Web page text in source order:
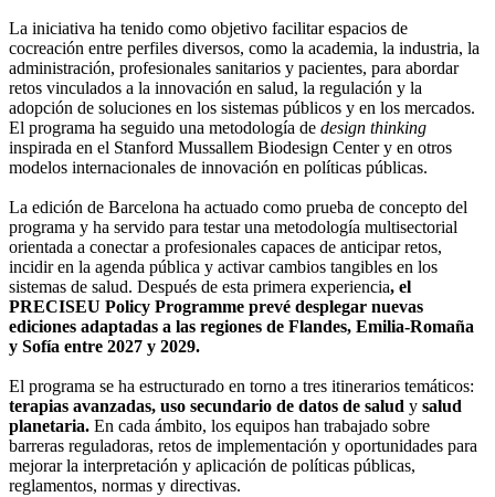
La iniciativa ha tenido como objetivo facilitar espacios de
cocreación entre perfiles diversos, como la academia, la industria, la
administración, profesionales sanitarios y pacientes, para abordar
retos vinculados a la innovación en salud, la regulación y la
adopción de soluciones en los sistemas públicos y en los mercados.
El programa ha seguido una metodología de design thinking
inspirada en el Stanford Mussallem Biodesign Center y en otros
modelos internacionales de innovación en políticas públicas.
La edición de Barcelona ha actuado como prueba de concepto del
programa y ha servido para testar una metodología multisectorial
orientada a conectar a profesionales capaces de anticipar retos,
incidir en la agenda pública y activar cambios tangibles en los
sistemas de salud. Después de esta primera experiencia, el
PRECISEU Policy Programme prevé desplegar nuevas
ediciones adaptadas a las regiones de Flandes, Emilia-Romaña
y Sofía entre 2027 y 2029.
El programa se ha estructurado en torno a tres itinerarios temáticos:
terapias avanzadas, uso secundario de datos de salud y salud
planetaria. En cada ámbito, los equipos han trabajado sobre
barreras reguladoras, retos de implementación y oportunidades para
mejorar la interpretación y aplicación de políticas públicas,
reglamentos, normas y directivas.